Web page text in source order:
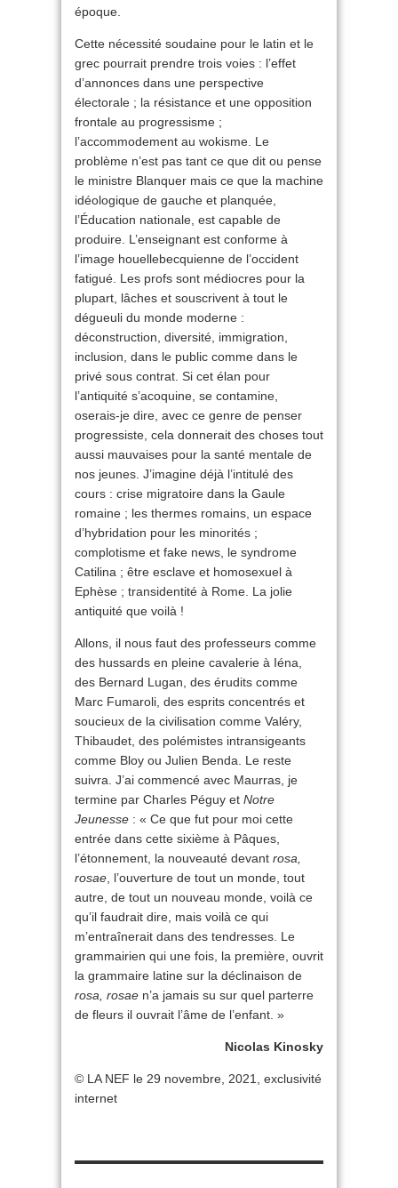
époque.
Cette nécessité soudaine pour le latin et le
grec pourrait prendre trois voies : l’effet
d’annonces dans une perspective
électorale ; la résistance et une opposition
frontale au progressisme ;
l’accommodement au wokisme. Le
problème n’est pas tant ce que dit ou pense
le ministre Blanquer mais ce que la machine
idéologique de gauche et planquée,
l’Éducation nationale, est capable de
produire. L’enseignant est conforme à
l’image houellebecquienne de l’occident
fatigué. Les profs sont médiocres pour la
plupart, lâches et souscrivent à tout le
dégueuli du monde moderne :
déconstruction, diversité, immigration,
inclusion, dans le public comme dans le
privé sous contrat. Si cet élan pour
l’antiquité s’acoquine, se contamine,
oserais-je dire, avec ce genre de penser
progressiste, cela donnerait des choses tout
aussi mauvaises pour la santé mentale de
nos jeunes. J’imagine déjà l’intitulé des
cours : crise migratoire dans la Gaule
romaine ; les thermes romains, un espace
d’hybridation pour les minorités ;
complotisme et fake news, le syndrome
Catilina ; être esclave et homosexuel à
Ephèse ; transidentité à Rome. La jolie
antiquité que voilà !
Allons, il nous faut des professeurs comme
des hussards en pleine cavalerie à Iéna,
des Bernard Lugan, des érudits comme
Marc Fumaroli, des esprits concentrés et
soucieux de la civilisation comme Valéry,
Thibaudet, des polémistes intransigeants
comme Bloy ou Julien Benda. Le reste
suivra. J’ai commencé avec Maurras, je
termine par Charles Péguy et Notre
Jeunesse : « Ce que fut pour moi cette
entrée dans cette sixième à Pâques,
l’étonnement, la nouveauté devant rosa,
rosae , l’ouverture de tout un monde, tout
autre, de tout un nouveau monde, voilà ce
qu’il faudrait dire, mais voilà ce qui
m’entraînerait dans des tendresses. Le
grammairien qui une fois, la première, ouvrit
la grammaire latine sur la déclinaison de
rosa, rosae n’a jamais su sur quel parterre
de fleurs il ouvrait l’âme de l’enfant. »
Nicolas Kinosky
© LA NEF le 29 novembre, 2021, exclusivité
internet